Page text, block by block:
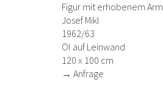
Figur mit erhobenem Arm
Josef Mikl
1962/63
Öl auf Leinwand
120 x 100 cm
→ Anfrage